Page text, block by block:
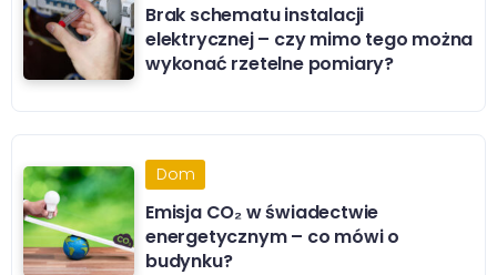
Brak schematu instalacji
elektrycznej – czy mimo tego można
wykonać rzetelne pomiary?
Dom
Emisja CO₂ w świadectwie
energetycznym – co mówi o
budynku?